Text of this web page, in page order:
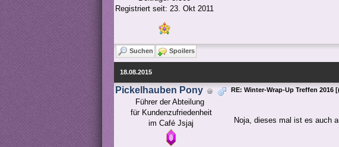
Registriert seit: 23. Okt 2011
Suchen Spoilers
18.08.2015
Pickelhauben Pony
Führer der Abteilung
für Kundenzufriedenheit
im Café Jsjaj
RE: Winter-Wrap-Up Treffen 2016
Noja, dieses mal ist es auch